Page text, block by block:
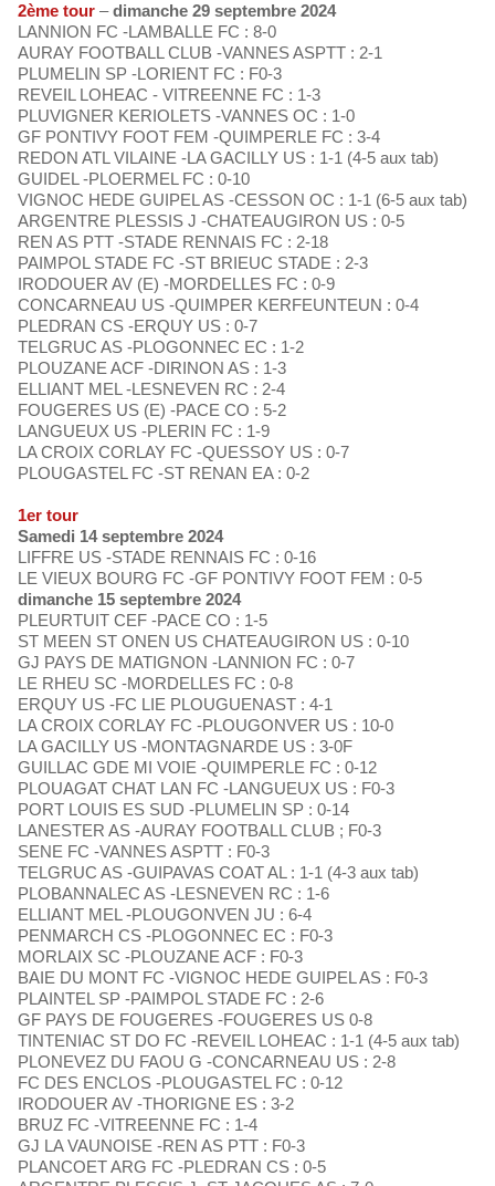
2ème tour –dimanche 29 septembre 2024
LANNION FC -LAMBALLE FC : 8-0
AURAY FOOTBALL CLUB -VANNES ASPTT : 2-1
PLUMELIN SP -LORIENT FC : F0-3
REVEIL LOHEAC - VITREENNE FC : 1-3
PLUVIGNER KERIOLETS -VANNES OC : 1-0
GF PONTIVY FOOT FEM -QUIMPERLE FC : 3-4
REDON ATL VILAINE -LA GACILLY US : 1-1 (4-5 aux tab)
GUIDEL -PLOERMEL FC : 0-10
VIGNOC HEDE GUIPEL AS -CESSON OC : 1-1 (6-5 aux tab)
ARGENTRE PLESSIS J -CHATEAUGIRON US : 0-5
REN AS PTT -STADE RENNAIS FC : 2-18
PAIMPOL STADE FC -ST BRIEUC STADE : 2-3
IRODOUER AV (E) -MORDELLES FC : 0-9
CONCARNEAU US -QUIMPER KERFEUNTEUN : 0-4
PLEDRAN CS -ERQUY US : 0-7
TELGRUC AS -PLOGONNEC EC : 1-2
PLOUZANE ACF -DIRINON AS : 1-3
ELLIANT MEL -LESNEVEN RC : 2-4
FOUGERES US (E) -PACE CO : 5-2
LANGUEUX US -PLERIN FC : 1-9
LA CROIX CORLAY FC -QUESSOY US : 0-7
PLOUGASTEL FC -ST RENAN EA : 0-2
1er tour
Samedi 14 septembre 2024
LIFFRE US -STADE RENNAIS FC : 0-16
LE VIEUX BOURG FC -GF PONTIVY FOOT FEM : 0-5
dimanche 15 septembre 2024
PLEURTUIT CEF -PACE CO : 1-5
ST MEEN ST ONEN US CHATEAUGIRON US : 0-10
GJ PAYS DE MATIGNON -LANNION FC : 0-7
LE RHEU SC -MORDELLES FC : 0-8
ERQUY US -FC LIE PLOUGUENAST : 4-1
LA CROIX CORLAY FC -PLOUGONVER US : 10-0
LA GACILLY US -MONTAGNARDE US : 3-0F
GUILLAC GDE MI VOIE -QUIMPERLE FC : 0-12
PLOUAGAT CHAT LAN FC -LANGUEUX US : F0-3
PORT LOUIS ES SUD -PLUMELIN SP : 0-14
LANESTER AS -AURAY FOOTBALL CLUB ; F0-3
SENE FC -VANNES ASPTT : F0-3
TELGRUC AS -GUIPAVAS COAT AL : 1-1 (4-3 aux tab)
PLOBANNALEC AS -LESNEVEN RC : 1-6
ELLIANT MEL -PLOUGONVEN JU : 6-4
PENMARCH CS -PLOGONNEC EC : F0-3
MORLAIX SC -PLOUZANE ACF : F0-3
BAIE DU MONT FC -VIGNOC HEDE GUIPEL AS : F0-3
PLAINTEL SP -PAIMPOL STADE FC : 2-6
GF PAYS DE FOUGERES -FOUGERES US 0-8
TINTENIAC ST DO FC -REVEIL LOHEAC : 1-1 (4-5 aux tab)
PLONEVEZ DU FAOU G -CONCARNEAU US : 2-8
FC DES ENCLOS -PLOUGASTEL FC : 0-12
IRODOUER AV -THORIGNE ES : 3-2
BRUZ FC -VITREENNE FC : 1-4
GJ LA VAUNOISE -REN AS PTT : F0-3
PLANCOET ARG FC -PLEDRAN CS : 0-5